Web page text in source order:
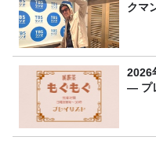
クマ
2026
― プ